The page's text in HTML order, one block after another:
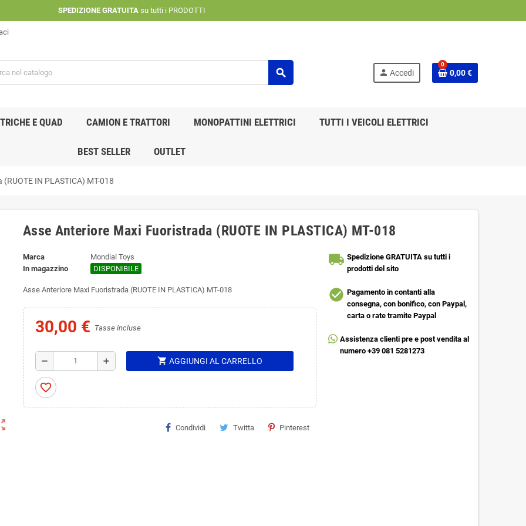
SPEDIZIONE GRATUITAsu tutti i PRODOTTI
search person Accedi
0
0,00 €
E QUAD CAMION E TRATTORI MONOPATTINI ELETTRICI TUTTI I VEICOLI ELETTRICI
BEST SELLER OUTLET
IN PLASTICA) MT-018
Asse Anteriore Maxi Fuoristrada (RUOTE IN PLASTICA) MT-018
Marca
Mondial Toys
In magazzino
DISPONIBILE
Asse Anteriore Maxi Fuoristrada (RUOTE IN PLASTICA) MT-018
30,00 € Tasse incluse
remove add shopping_cart AGGIUNGI AL CARRELLO
favorite_border
Condividi Twitta Pinterest
local_shipping Spedizione GRATUITA su tutti i
prodotti del sito
check_circle Pagamento in contanti alla
consegna, con bonifico, con Paypal,
carta o rate tramite Paypal
Assistenza clienti pre e post vendita al
numero +39 081 5281273